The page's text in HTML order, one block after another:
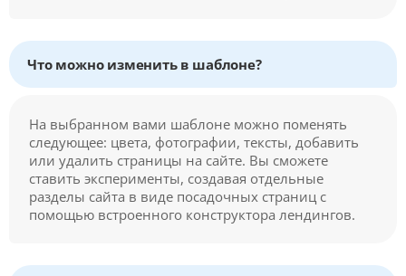
Что можно изменить в шаблоне?
На выбранном вами шаблоне можно поменять
следующее: цвета, фотографии, тексты, добавить
или удалить страницы на сайте. Вы сможете
ставить эксперименты, создавая отдельные
разделы сайта в виде посадочных страниц с
помощью встроенного конструктора лендингов.